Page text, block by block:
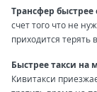
Трансфер быстрее
счет того что не
приходится терять
Быстрее такси на
Кивитакси